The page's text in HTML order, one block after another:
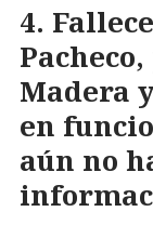
Madera
en
aún no